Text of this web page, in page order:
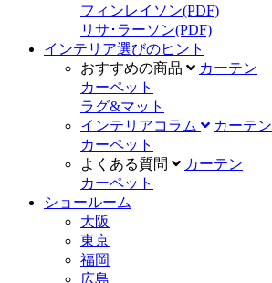
フィンレイソン(PDF)
リサ･ラーソン(PDF)
インテリア選びのヒント
おすすめの商品
カーテン
カーペット
ラグ&マット
インテリアコラム
カーテン
カーペット
よくある質問
カーテン
カーペット
ショールーム
大阪
東京
福岡
広島